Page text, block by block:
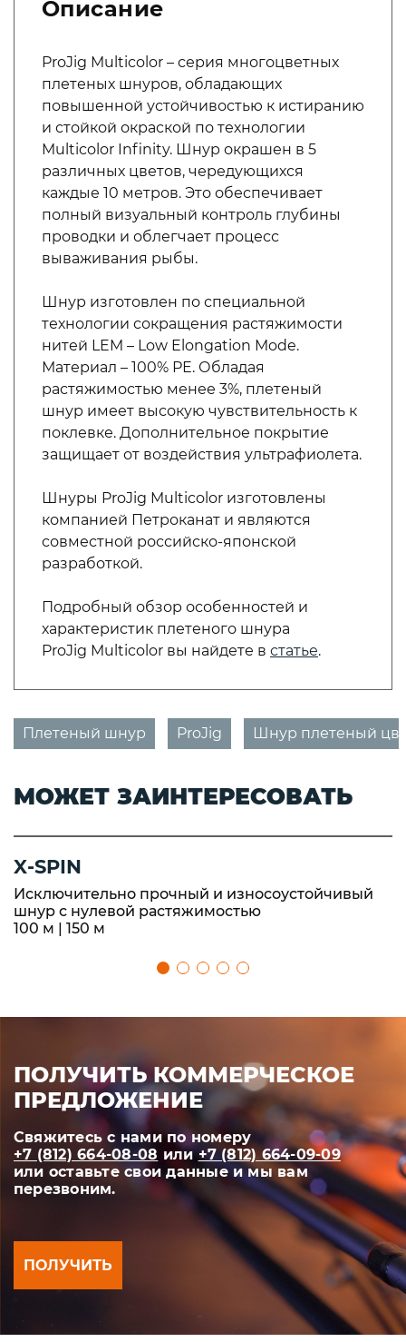
Описание
ProJig Multicolor – серия многоцветных
плетеных шнуров, обладающих
повышенной устойчивостью к истиранию
и стойкой окраской по технологии
Multicolor Infinity. Шнур окрашен в 5
различных цветов, чередующихся
каждые 10 метров. Это обеспечивает
полный визуальный контроль глубины
проводки и облегчает процесс
вываживания рыбы.
Шнур изготовлен по специальной
технологии сокращения растяжимости
нитей LEM – Low Elongation Mode.
Материал – 100% РЕ. Обладая
растяжимостью менее 3%, плетеный
шнур имеет высокую чувствительность к
поклевке. Дополнительное покрытие
защищает от воздействия ультрафиолета.
Шнуры ProJig Multicolor изготовлены
компанией Петроканат и являются
совместной российско-японской
разработкой.
Подробный обзор особенностей и
характеристик плетеного шнура
ProJig Multicolor вы найдете в статье.
Плетеный шнур ProJig Шнур плетеный
МОЖЕТ ЗАИНТЕРЕСОВАТЬ
X-SPIN
Исключительно прочный и износоустойчивый
шнур с нулевой растяжимостью
100 м | 150 м
ПОЛУЧИТЬ КОММЕРЧЕСКОЕ
ПРЕДЛОЖЕНИЕ
Свяжитесь с нами по номеру
+7 (812) 664-08-08 или+7 (812) 664-09-09
или оставьте свои данные и мы вам
перезвоним.
ПОЛУЧИТЬ